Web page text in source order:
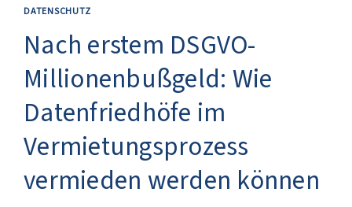
DATENSCHUTZ
Nach erstem DSGVO-
Millionenbußgeld: Wie
Datenfriedhöfe im
Vermietungsprozess
vermieden werden können